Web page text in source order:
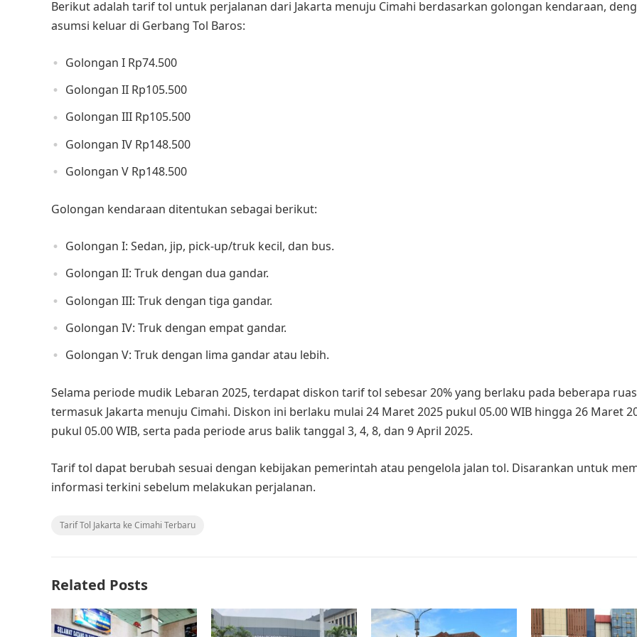
Berikut adalah tarif tol untuk perjalanan dari Jakarta menuju Cimahi berdasarkan golongan kendaraan,
asumsi keluar di Gerbang Tol Baros:​
Golongan I Rp74.500
Golongan II Rp105.500
Golongan III Rp105.500
Golongan IV Rp148.500
Golongan V Rp148.500
Golongan kendaraan ditentukan sebagai berikut:​
Golongan I: Sedan, jip, pick-up/truk kecil, dan bus.​
Golongan II: Truk dengan dua gandar.​
Golongan III: Truk dengan tiga gandar.​
Golongan IV: Truk dengan empat gandar.​
Golongan V: Truk dengan lima gandar atau lebih.
Selama periode mudik Lebaran 2025, terdapat diskon tarif tol sebesar 20% yang berlaku pada beberapa
termasuk Jakarta menuju Cimahi. Diskon ini berlaku mulai 24 Maret 2025 pukul 05.00 WIB hingga 26 Maret
pukul 05.00 WIB, serta pada periode arus balik tanggal 3, 4, 8, dan 9 April 2025.
Tarif tol dapat berubah sesuai dengan kebijakan pemerintah atau pengelola jalan tol. Disarankan untuk
informasi terkini sebelum melakukan perjalanan.
Tarif Tol Jakarta ke Cimahi Terbaru
Related Posts